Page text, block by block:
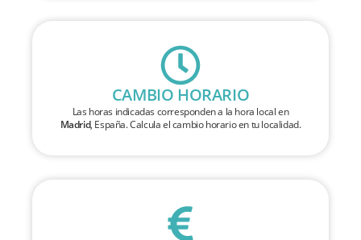
CAMBIO HORARIO
Las horas indicadas corresponden a la hora local en
Madrid, España. Calcula el cambio horario en tu localidad.